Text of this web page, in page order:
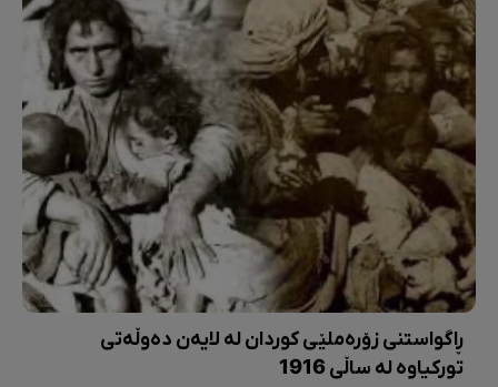
ڕاگواستنی زۆرەملێی کوردان لە لایەن دەوڵەتی
تورکیاوە لە ساڵی 1916